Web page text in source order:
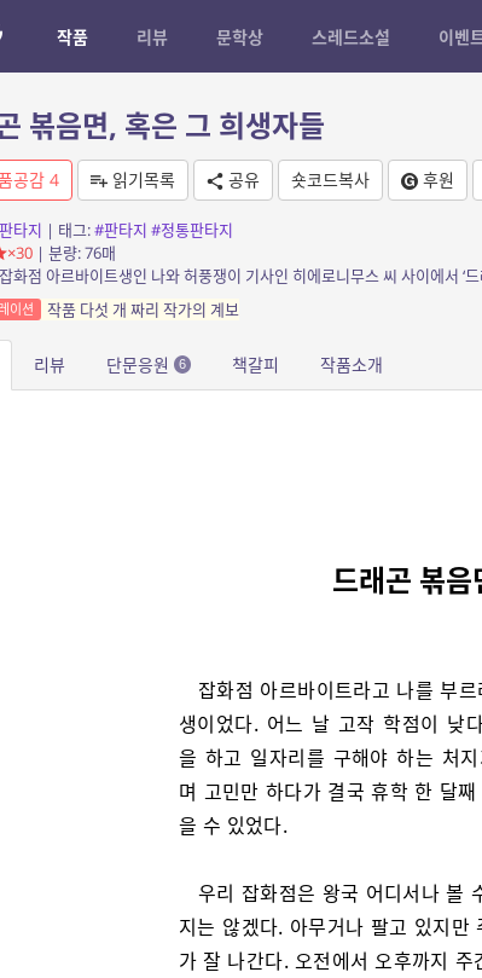
작품 리뷰 문학상 스레드소설 이벤
볶음면, 혹은 그 희생자들
공감 4 읽기목록 공유 숏코드복사 후원
판타지 | 태그:#판타지 #정통판타지
×30| 분량: 76매
이션 작품 다섯 개 짜리 작가의 계보
리뷰 단문응원 6 책갈피 작품소개
드래곤 볶
잡화점 아르바이트라고 나를 부
생이었다. 어느 날 고작 학점이 낮
을 하고 일자리를 구해야 하는 처
며 고민만 하다가 결국 휴학 한 달
을 수 있었다.
우리 잡화점은 왕국 어디서나 볼
지는 않겠다. 아무거나 팔고 있지
가 잘 나간다. 오전에서 오후까지